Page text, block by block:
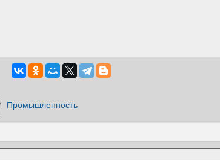
Промышленность